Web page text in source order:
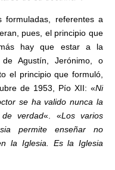
formuladas, referentes a
pues, el principio que
hay que estar a la
Agustín, Jerónimo, o
el principio que formuló,
de 1953, Pío XII: «Ni
se ha valido nunca la
verdad«. «Los varios
permite enseñar no
la Iglesia. Es la Iglesia